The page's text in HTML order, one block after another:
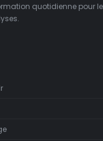
quotidienne pour